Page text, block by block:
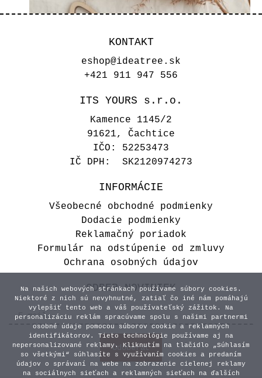
Zápich na tortu - Zajko
8,00 €
KONTAKT
eshop@ideatree.sk
+421 911 947 556
ITS YOURS s.r.o.
Kamence 1145/2
91621, Čachtice
IČO: 52253473
IČ DPH: SK2120974273
INFORMÁCIE
Všeobecné obchodné podmienky
Dodacie podmienky
Reklamačný poriadok
Formulár na odstúpenie od zmluvy
Ochrana osobných údajov
ODBER NOVINIEK
Na našich webových stránkach používame súbory cookies.
Niektoré z nich sú nevyhnutné, zatiaľ čo iné nám pomáhajú
vylepšiť tento web a váš používateľský zážitok. Na
personalizáciu reklám spracúvame spolu s našimi partnermi
osobné údaje pomocou súborov cookie a reklamných
identifikátorov. Tieto technológie používame aj na
nepersonalizované reklamy. Kliknutím na tlačidlo „Súhlasím
so všetkými“ súhlasíte s využívaním cookies a predaním
údajov o správaní na webe na zobrazenie cielenej reklamy
na sociálnych sieťach a reklamných sieťach na ďalších